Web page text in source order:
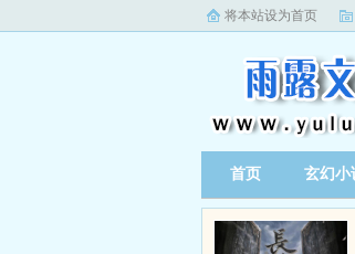
将本站设为首页
首页 玄幻小